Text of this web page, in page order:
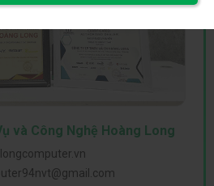
và Công Nghệ Hoàng Long